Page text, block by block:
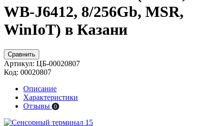
WB-J6412, 8/256Gb, MSR,
WinIoT) в Казани
Сравнить
Артикул: ЦБ-00020807
Код: 00020807
Описание
Характеристики
Отзывы 0